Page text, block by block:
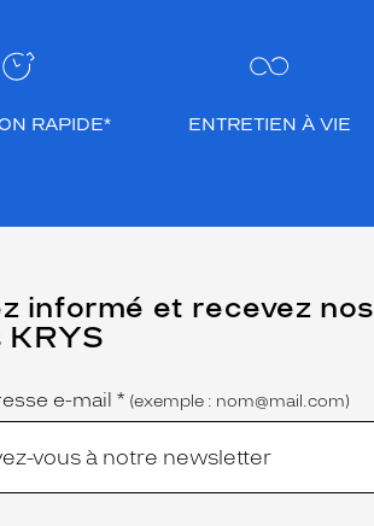
RAPIDE* ENTRETIEN À VIE
informé et recevez nos
KRYS
e-mail * (exemple : nom@mail.com)